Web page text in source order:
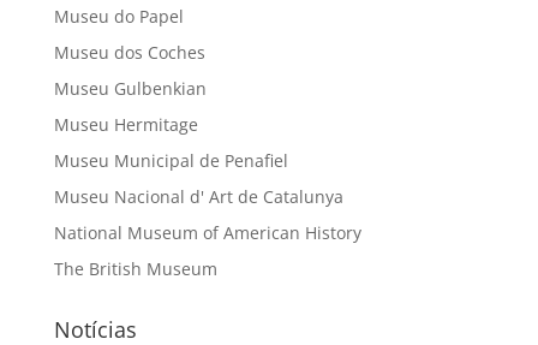
Museu do Papel
Museu dos Coches
Museu Gulbenkian
Museu Hermitage
Museu Municipal de Penafiel
Museu Nacional d' Art de Catalunya
National Museum of American History
The British Museum
Notícias